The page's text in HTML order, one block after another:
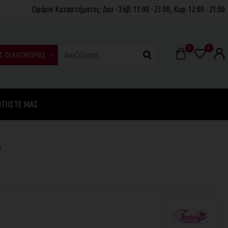
Ωράριο Καταστήματος: Δευ - Σάβ: 11:00 - 23:00, Κυρ: 12:00 - 21:00
0 0
ΟΙ ΚΑΤΗΓΟΡΙΕΣ
ΜΑΣ